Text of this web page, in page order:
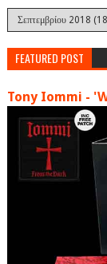
FEATURED POST
Tony Iommi -